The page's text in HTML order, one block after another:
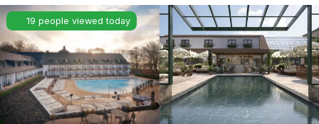
Göteborg
Malmö
Hela Norge
Oslo
19 people viewed today